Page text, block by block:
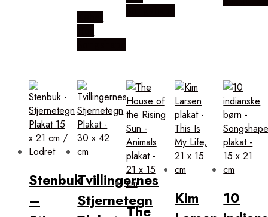
Stenbuk
–
Tvillingernes
Stjernetegn
The
Kim
10